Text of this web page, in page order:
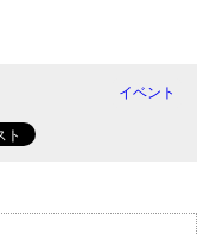
イベント